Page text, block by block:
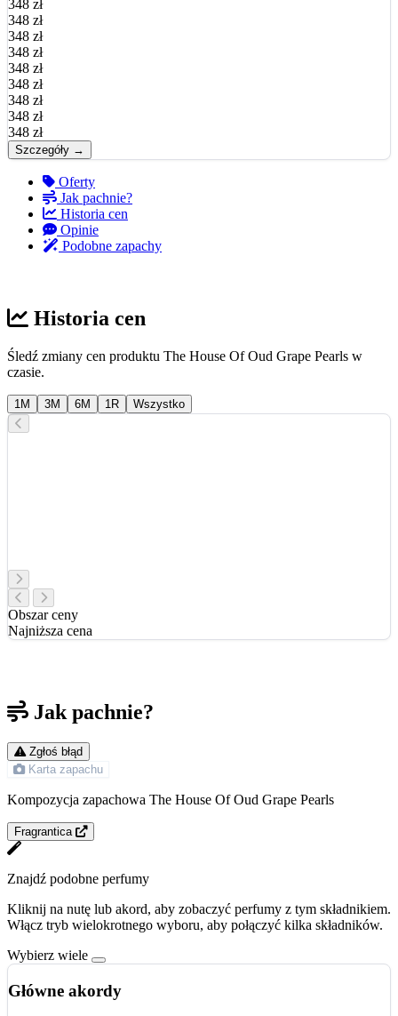
348 zł
348 zł
348 zł
348 zł
348 zł
348 zł
348 zł
348 zł
348 zł
Szczegóły →
Oferty
Jak pachnie?
Historia cen
Opinie
Podobne zapachy
Historia cen
Śledź zmiany cen produktu The House Of Oud Grape Pearls w
czasie.
1M 3M 6M 1R Wszystko
Obszar ceny
Najniższa cena
Jak pachnie?
Zgłoś błąd
Karta zapachu
Kompozycja zapachowa The House Of Oud Grape Pearls
Fragrantica
Znajdź podobne perfumy
Kliknij na nutę lub akord, aby zobaczyć perfumy z tym składnikiem.
Włącz tryb wielokrotnego wyboru, aby połączyć kilka składników.
Wybierz wiele
Główne akordy